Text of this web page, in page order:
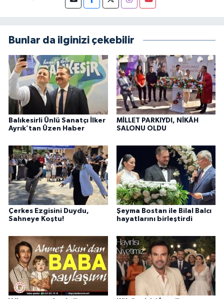
Bunlar da ilginizi çekebilir
Balıkesirli Ünlü Sanatçı İlker
Ayrık’tan Üzen Haber
MİLLET PARKIYDI, NİKÂH
SALONU OLDU
Çerkes Ezgisini Duydu,
Sahneye Koştu!
Şeyma Bostan ile Bilal Balcı
hayatlarını birleştirdi